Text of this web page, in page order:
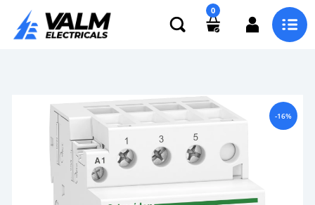
0
-16%